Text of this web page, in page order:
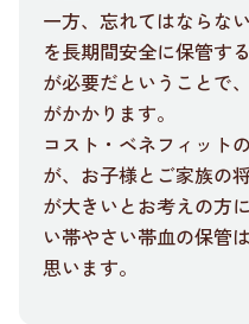
一方、忘れてはならな
を長期間安全に保管す
が必要だということで
がかかります。
コスト・ベネフィット
が、お子様とご家族の
が大きいとお考えの方
い帯やさい帯血の保管
思います。